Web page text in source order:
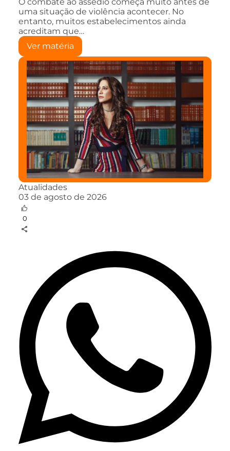
uma situação de violência acontecer. No
entanto, muitos estabelecimentos ainda
acreditam que…
Ver matéria
Atualidades
03 de agosto de 2026
0